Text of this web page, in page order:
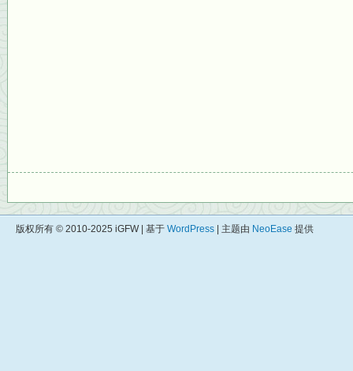
版权所有 © 2010-2025 iGFW | 基于 WordPress | 主题由 NeoEase 提供